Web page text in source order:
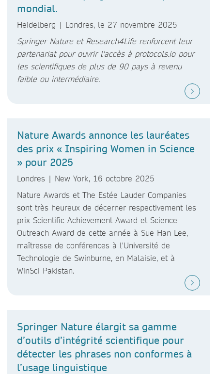
mondial.
Heidelberg | Londres, le 27 novembre 2025
Springer Nature et Research4Life renforcent leur
partenariat pourouvrirl'accès à protocols.io pour
les scientifiques de plus de 90 pays à revenu
faible ou intermédiaire.
Nature Awards annonce les lauréates
des prix « Inspiring Women in Science
» pour 2025
Londres | New York, 16 octobre 2025
Nature Awards et The Estée Lauder Companies
sont très heureux de décerner respectivement les
prix Scientific Achievement Award et Science
Outreach Award de cette année à Sue Han Lee,
maîtresse de conférences à l'Université de
Technologie de Swinburne, en Malaisie, et à
WinSci Pakistan.
Springer Nature élargit sa gamme
d’outils d’intégrité scientifique pour
détecter les phrases non conformes à
l’usage linguistique